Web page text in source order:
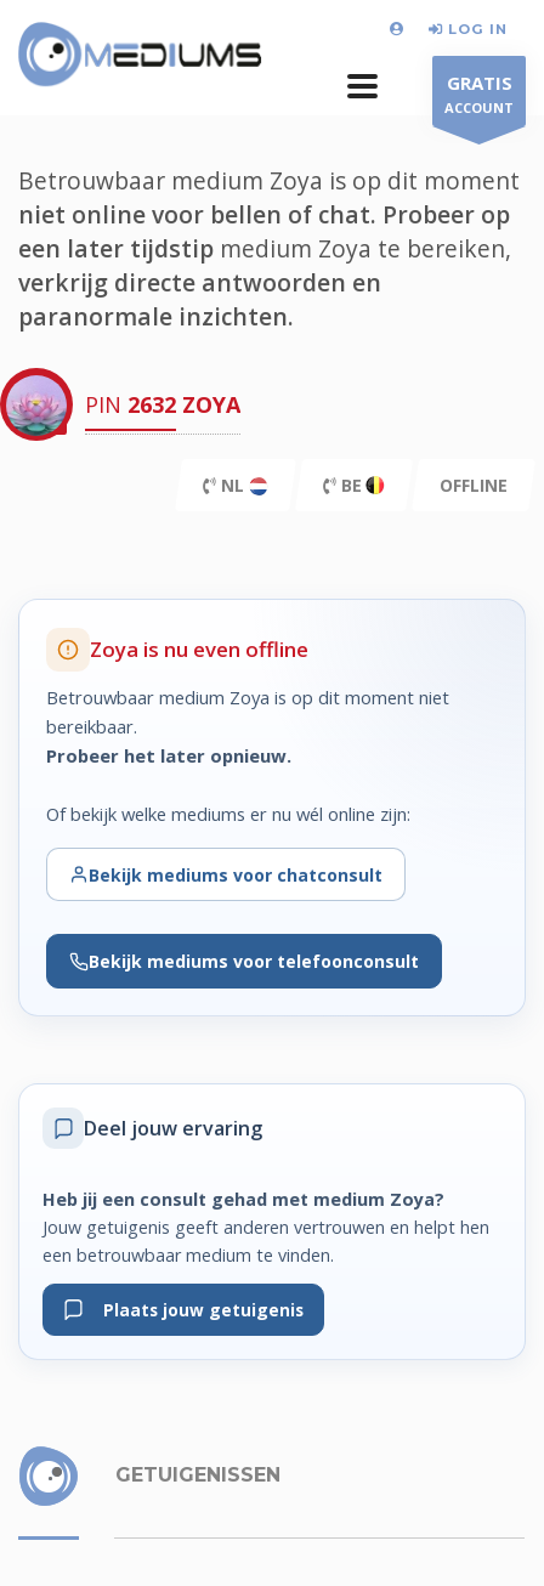
LOG IN
GRATIS
ACCOUNT
Betrouwbaar medium Zoya is op dit moment
niet online voor bellen of chat. Probeer op
een later tijdstip medium Zoya te bereiken,
verkrijg directe antwoorden en
paranormale inzichten.
PIN 2632 ZOYA
NL BE OFFLINE
Zoya is nu even offline
Betrouwbaar medium Zoya is op dit moment niet
bereikbaar.
Probeer het later opnieuw.
Of bekijk welke mediums er nu wél online zijn:
Bekijk mediums voor chatconsult
Bekijk mediums voor telefoonconsult
Deel jouw ervaring
Heb jij een consult gehad met medium Zoya?
Jouw getuigenis geeft anderen vertrouwen en helpt hen
een betrouwbaar medium te vinden.
Plaats jouw getuigenis
GETUIGENISSEN